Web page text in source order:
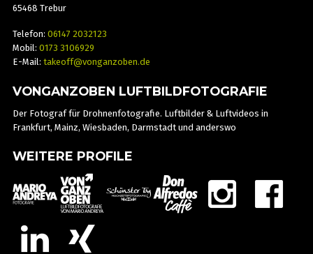
65468 Trebur
Telefon: 06147 2032123
Mobil: 0173 3106929
E-Mail: takeoff@vonganzoben.de
VONGANZOBEN LUFTBILDFOTOGRAFIE
Der Fotograf für Drohnenfotografie. Luftbilder & Luftvideos in
Frankfurt, Mainz, Wiesbaden, Darmstadt und anderswo
WEITERE PROFILE